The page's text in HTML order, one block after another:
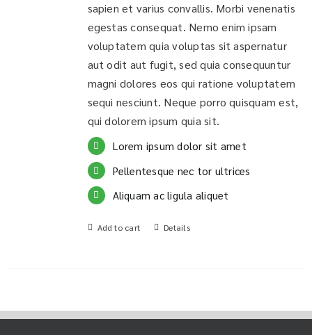
sapien et varius convallis. Morbi venenatis
egestas consequat. Nemo enim ipsam
voluptatem quia voluptas sit aspernatur
aut odit aut fugit, sed quia consequuntur
magni dolores eos qui ratione voluptatem
sequi nesciunt. Neque porro quisquam est,
qui dolorem ipsum quia sit.
Lorem ipsum dolor sit amet
Pellentesque nec tor ultrices
Aliquam ac ligula aliquet
Add to cart Details